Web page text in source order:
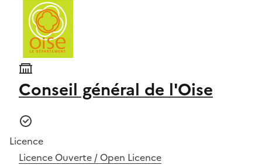
Conseil général de l'Oise
Licence
Licence Ouverte / Open Licence